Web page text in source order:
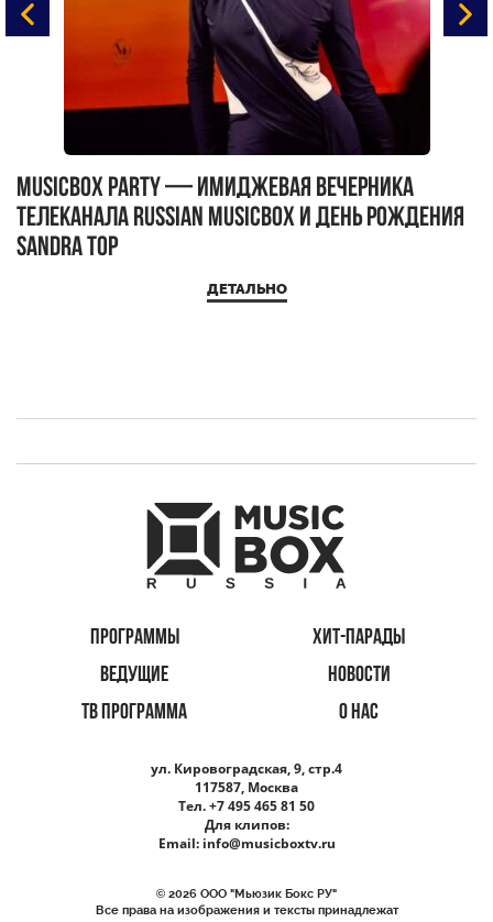
MUSICBOX PARTY — имиджевая вечерника
телеканала RUSSIAN MUSICBOX и день рождения
Sandra Top
ДЕТАЛЬНО
ПРОГРАММЫ
ХИТ-ПАРАДЫ
ВЕДУЩИЕ
НОВОСТИ
ТВ ПРОГРАММА
О НАС
ул. Кировоградская, 9, стр.4
117587, Москва
Тел. +7 495 465 81 50
Для клипов:
Email: info@musicboxtv.ru
© 2026 ООО "Мьюзик Бокс РУ"
Все права на изображения и тексты принадлежат